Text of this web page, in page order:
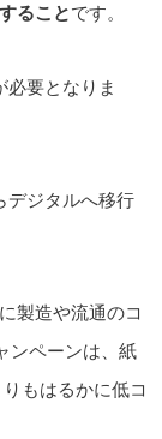
ることです。
必要となりま
デジタルへ移行
製造や流通のコ
ンペーンは、紙
もはるかに低コ